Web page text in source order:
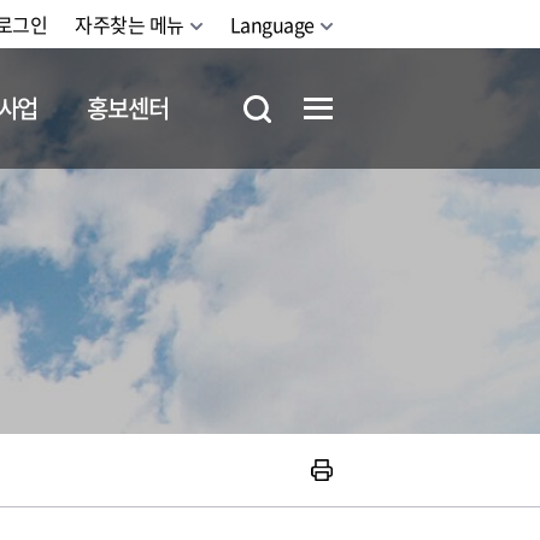
그인 자주찾는 메뉴 Language
업 홍보센터